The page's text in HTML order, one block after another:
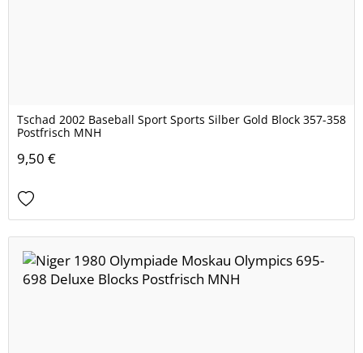
Tschad 2002 Baseball Sport Sports Silber Gold Block 357-358
Postfrisch MNH
9,50 €